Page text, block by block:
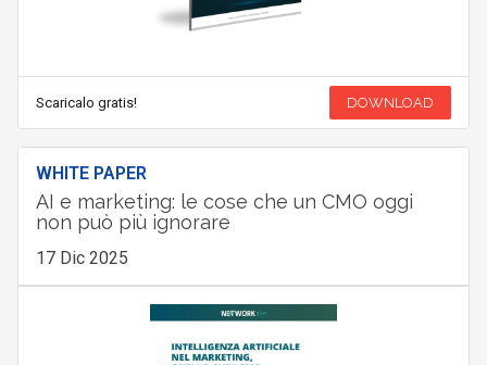
Scaricalo gratis! DOWNLOAD
WHITE PAPER
AI e marketing: le cose che un CMO oggi
non può più ignorare
17 Dic 2025